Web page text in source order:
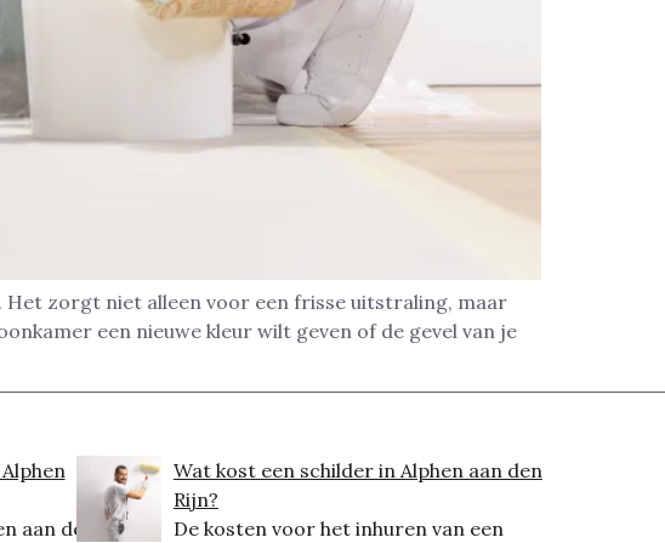
Het zorgt niet alleen voor een frisse uitstraling, maar
een nieuwe kleur wilt geven of de gevel van je
aan den
Wat kost een schilder in Alphen aan den
Rijn?
De kosten voor het inhuren van een